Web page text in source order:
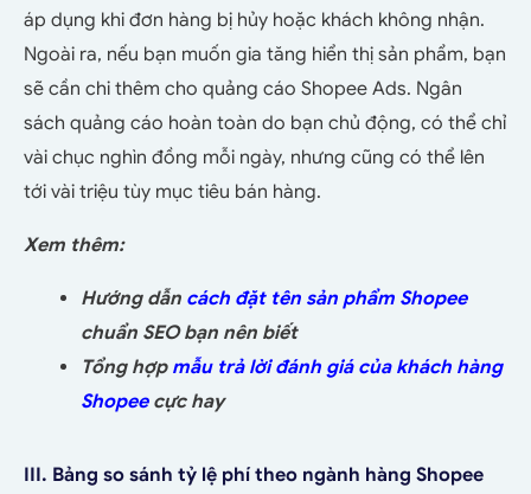
áp dụng khi đơn hàng bị hủy hoặc khách không nhận.
Ngoài ra, nếu bạn muốn gia tăng hiển thị sản phẩm, bạn
sẽ cần chi thêm cho quảng cáo Shopee Ads. Ngân
sách quảng cáo hoàn toàn do bạn chủ động, có thể chỉ
vài chục nghìn đồng mỗi ngày, nhưng cũng có thể lên
tới vài triệu tùy mục tiêu bán hàng.
Xem thêm:
Hướng dẫn cách đặt tên sản phẩm Shopee
chuẩn SEO bạn nên biết
Tổng hợp mẫu trả lời đánh giá của khách hàng
Shopee cực hay
III. Bảng so sánh tỷ lệ phí theo ngành hàng Shopee